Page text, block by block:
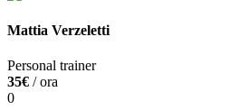
Mattia Verzeletti
Personal trainer
35€ / ora
0